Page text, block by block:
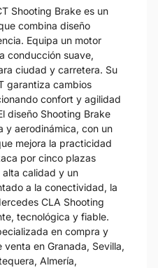
Shooting Brake es un
combina diseño
Equipa un motor
conducción suave,
ciudad y carretera. Su
garantiza cambios
confort y agilidad
diseño Shooting Brake
y aerodinámica, con un
mejora la practicidad
por cinco plazas
calidad y un
a la conectividad, la
CLA Shooting
tecnológica y fiable.
en compra y
en Granada, Sevilla,
Almería,